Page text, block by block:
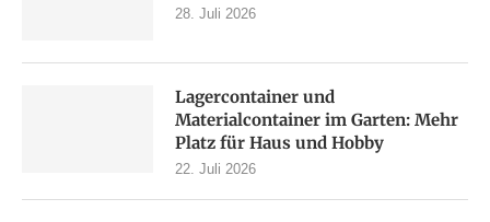
28. Juli 2026
Lagercontainer und
Materialcontainer im Garten: Mehr
Platz für Haus und Hobby
22. Juli 2026